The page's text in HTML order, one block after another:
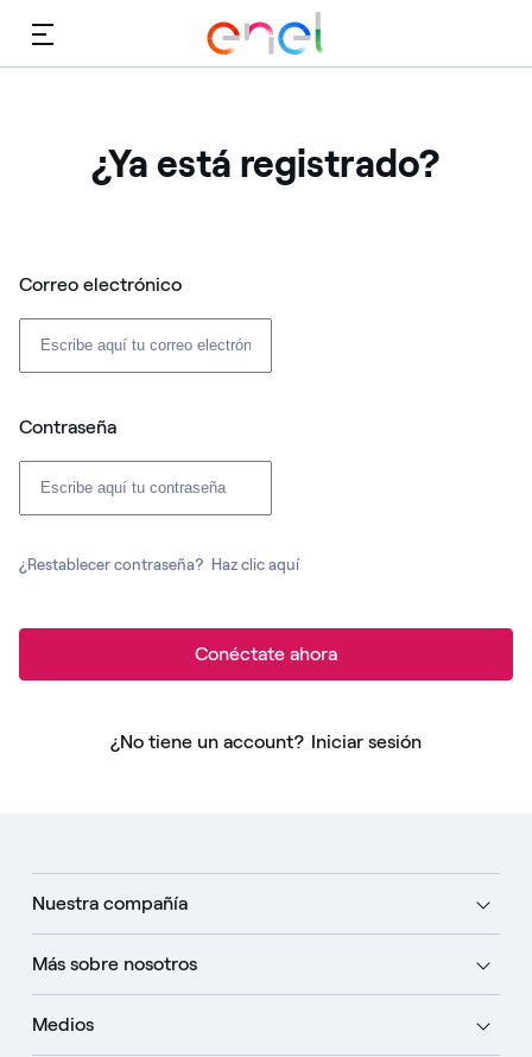
Menú
¿Ya está registrado?
Correo electrónico
Contraseña
¿Restablecer contraseña? Haz clic aquí
Conéctate ahora
¿No tiene un account? Iniciar sesión
Nuestra compañía
Más sobre nosotros
Medios